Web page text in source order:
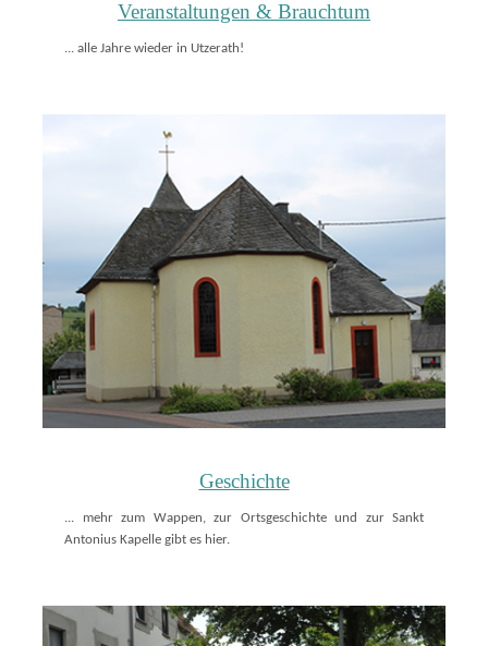
Veranstaltungen & Brauchtum
... alle Jahre wieder in Utzerath!
Geschichte
... mehr zum Wappen, zur Ortsgeschichte und zur Sankt
Antonius Kapelle gibt es hier.